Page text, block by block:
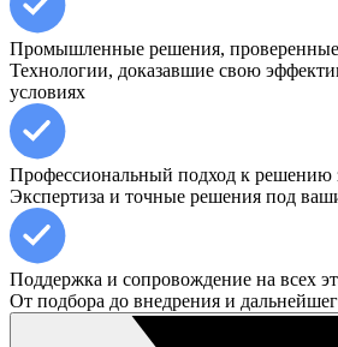
Промышленные решения,
Технологии, доказавшие свою
условиях
Профессиональный подход к решению
Экспертиза и точные решения под
Поддержка и сопровождение на всех
От подбора до внедрения и